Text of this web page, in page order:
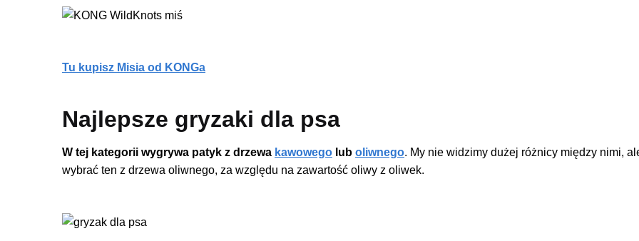
Tu kupisz Misia od KONGa
Najlepsze gryzaki dla psa
W tej kategorii wygrywa patyk z drzewa kawowego lub oliwnego. My nie widzimy dużej różnicy między nimi,
wybrać ten z drzewa oliwnego, za względu na zawartość oliwy z oliwek.